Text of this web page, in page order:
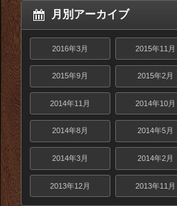
月別アーカイブ
2016年3月 2015年11月
2015年9月 2015年2月
2014年11月 2014年10月
2014年8月 2014年5月
2014年3月 2014年2月
2013年12月 2013年11月